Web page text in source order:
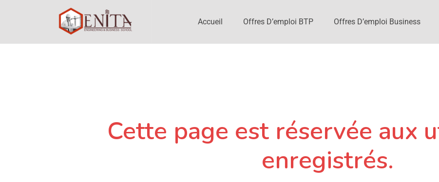
Accueil Offres D’emploi BTP Offres D’emploi Business
Cette page est réservée aux
enregistrés.